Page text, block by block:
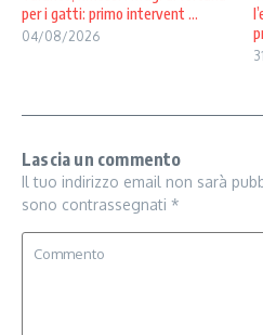
per i gatti: primo intervent ...
04/08/2026
Lascia un commento
Il tuo indirizzo email non sarà
sono contrassegnati *